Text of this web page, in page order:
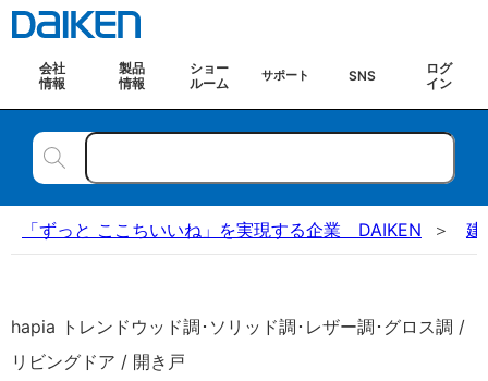
会社
情報
製品
情報
ショー
ルーム
サポート SNS
ログ
イン
「ずっと ここちいいね」を実現する企業 DAIKEN 建
hapia トレンドウッド調･ソリッド調･レザー調･グロス調 /
リビングドア / 開き戸